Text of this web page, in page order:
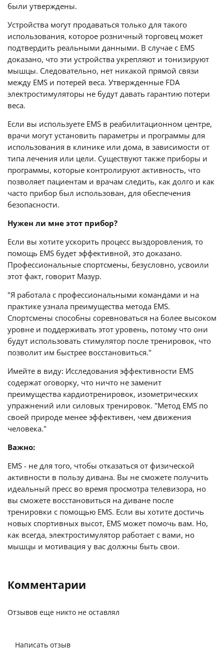
были утверждены.
Устройства могут продаваться только для такого
использования, которое розничный торговец может
подтвердить реальными данными. В случае с EMS
доказано, что эти устройства укрепляют и тонизируют
мышцы. Следовательно, нет никакой прямой связи
между EMS и потерей веса. Утвержденные FDA
электростимуляторы не будут давать гарантию потери
веса.
Если вы используете EMS в реабилитационном центре,
врачи могут установить параметры и программы для
использования в клинике или дома, в зависимости от
типа лечения или цели. Существуют также приборы и
программы, которые контролируют активность, что
позволяет пациентам и врачам следить, как долго и как
часто прибор был использован, для обеспечения
безопасности.
Нужен ли мне этот прибор?
Если вы хотите ускорить процесс выздоровления, то
помощь EMS будет эффективной, это доказано.
Профессиональные спортсмены, безусловно, усвоили
этот факт, говорит Мазур.
"Я работала с профессиональными командами и на
практике узнала преимущества метода EMS.
Спортсмены способны соревноваться на более высоком
уровне и поддерживать этот уровень, потому что они
будут использовать стимулятор после тренировок, что
позволит им быстрее восстановиться."
Имейте в виду: Исследования эффективности EMS
содержат оговорку, что ничто не заменит
преимущества кардиотренировок, изометрических
упражнений или силовых тренировок. "Метод EMS по
своей природе менее эффективен, чем движения
человека."
Важно:
EMS - не для того, чтобы отказаться от физической
активности в пользу дивана. Вы не сможете получить
идеальный пресс во время просмотра телевизора, но
вы сможете восстановиться на диване после
тренировки с помощью EMS. Если вы хотите достичь
новых спортивных высот, EMS может помочь вам. Но,
как всегда, электростимулятор работает с вами, но
мышцы и мотивация у вас должны быть свои.
Комментарии
Отзывов еще никто не оставлял
Написать отзыв